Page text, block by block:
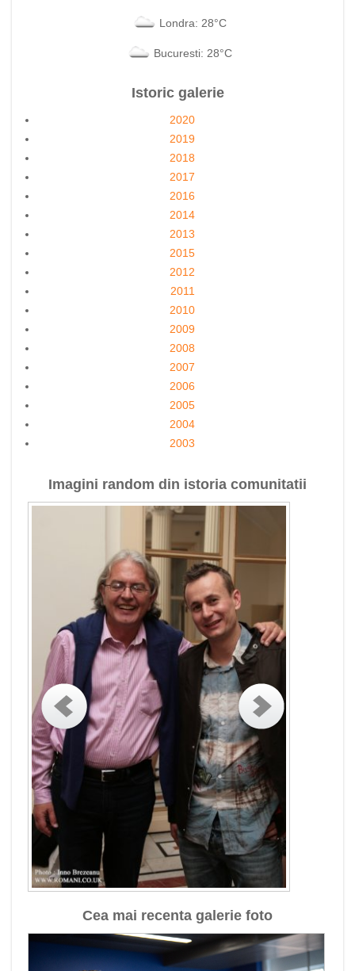
Londra: 28°C
Bucuresti: 28°C
Istoric galerie
2020
2019
2018
2017
2016
2014
2013
2015
2012
2011
2010
2009
2008
2007
2006
2005
2004
2003
Imagini random din istoria comunitatii
Cea mai recenta galerie foto